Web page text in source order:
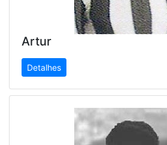
Artur
Detalhes